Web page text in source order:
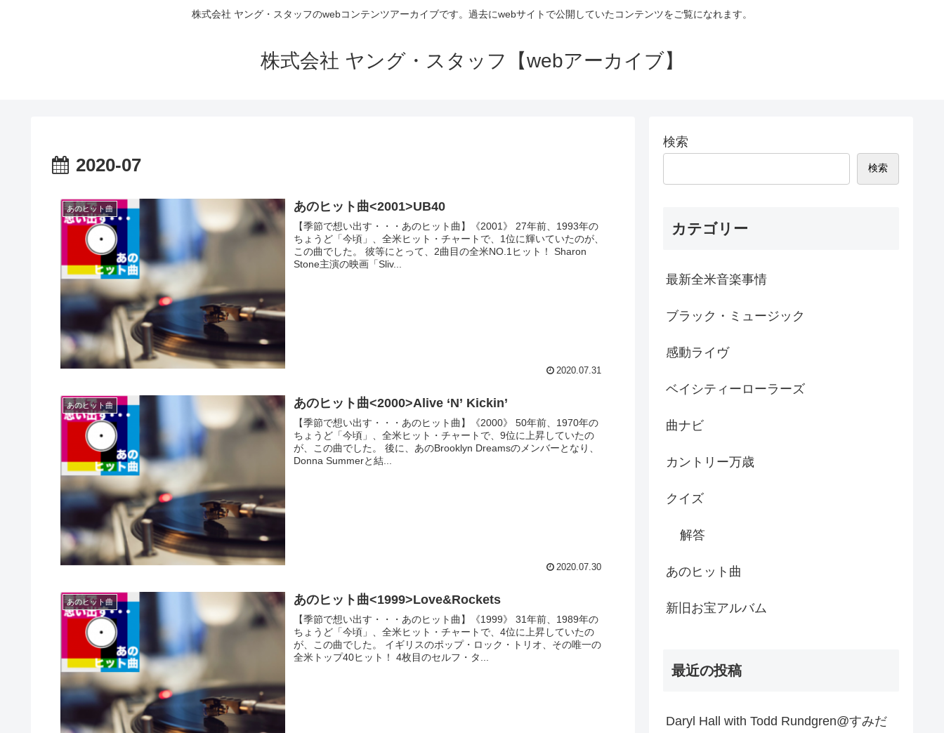
株式会社 ヤング・スタッフのwebコンテンツアーカイブです。過去にwebサイトで公開していたコンテンツをご覧になれます。
株式会社 ヤング・スタッフ【webアーカイブ】
2020-07
あのヒット曲 あのヒット曲<2001>UB40
【季節で想い出す・・・あのヒット曲】《2001》 27年前、1993年の
ちょうど「今頃」、全米ヒット・チャートで、1位に輝いていたのが、
この曲でした。 彼等にとって、2曲目の全米NO.1ヒット！ Sharon
Stone主演の映画「Sliv...
2020.07.31
あのヒット曲 あのヒット曲<2000>Alive ‘N’ Kickin’
【季節で想い出す・・・あのヒット曲】《2000》 50年前、1970年の
ちょうど「今頃」、全米ヒット・チャートで、9位に上昇していたの
が、この曲でした。 後に、あのBrooklyn Dreamsのメンバーとなり、
Donna Summerと結...
2020.07.30
あのヒット曲 あのヒット曲<1999>Love&Rockets
【季節で想い出す・・・あのヒット曲】《1999》 31年前、1989年の
ちょうど「今頃」、全米ヒット・チャートで、4位に上昇していたの
が、この曲でした。 イギリスのポップ・ロック・トリオ、その唯一の
全米トップ40ヒット！ 4枚目のセルフ・タ...
検索
検索
カテゴリー
最新全米音楽事情
ブラック・ミュージック
感動ライヴ
ベイシティーローラーズ
曲ナビ
カントリー万歳
クイズ
解答
あのヒット曲
新旧お宝アルバム
最近の投稿
Daryl Hall with Todd Rundgren@すみだ